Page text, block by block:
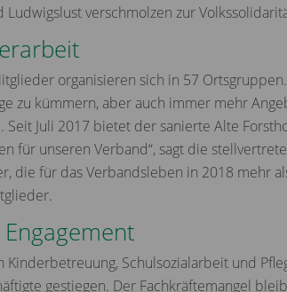
Ludwigslust verschmolzen zur
organisieren sich in 57
zu kümmern, aber auch immer mehr
Seit Juli 2017 bietet der sanierte Alte
für unseren Verband“, sagt die
die für das Verbandsleben in 2018 mehr
Engagement
Kinderbetreuung, Schulsozialarbeit und
gestiegen. Der Fachkräftemangel